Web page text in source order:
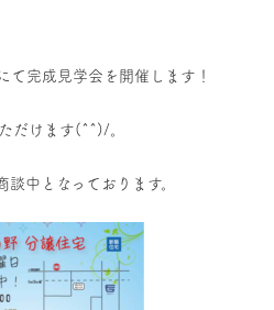
完成見学会を開催します！
だけます(^^)/。
中となっております。